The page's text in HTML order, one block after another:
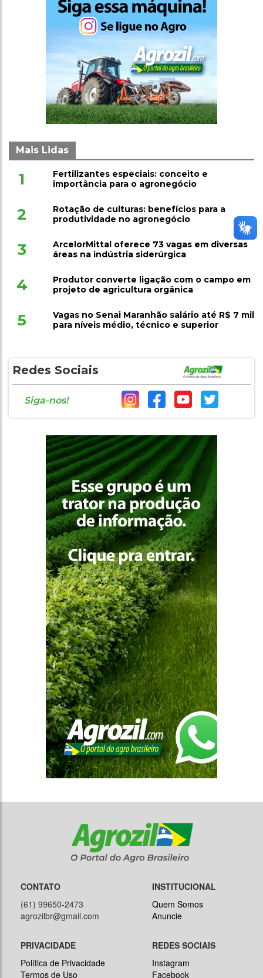
Mais Lidas
1
Fertilizantes especiais: conceito e
importância para o agronegócio
2
Rotação de culturas: benefícios para a
produtividade no agronegócio
3
ArcelorMittal oferece 73 vagas em diversas
áreas na indústria siderúrgica
4
Produtor converte ligação com o campo em
projeto de agricultura orgânica
5
Vagas no Senai Maranhão salário até R$ 7 mil
para níveis médio, técnico e superior
Redes Sociais
Siga-nos!
CONTATO
(61) 99650-2473
agrozilbr@gmail.com
INSTITUCIONAL
Quem Somos
Anuncie
PRIVACIDADE
Política de Privacidade
Termos de Uso
REDES SOCIAIS
Instagram
Facebook